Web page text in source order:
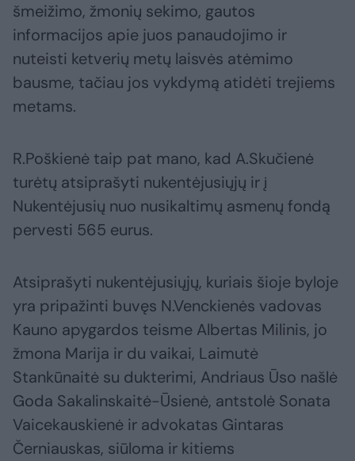
šmeižimo, žmonių sekimo, gautos
informacijos apie juos panaudojimo ir
nuteisti ketverių metų laisvės atėmimo
bausme, tačiau jos vykdymą atidėti trejiems
metams.
R.Poškienė taip pat mano, kad A.Skučienė
turėtų atsiprašyti nukentėjusiųjų ir į
Nukentėjusių nuo nusikaltimų asmenų fondą
pervesti 565 eurus.
Atsiprašyti nukentėjusiųjų, kuriais šioje byloje
yra pripažinti buvęs N.Venckienės vadovas
Kauno apygardos teisme Albertas Milinis, jo
žmona Marija ir du vaikai, Laimutė
Stankūnaitė su dukterimi, Andriaus Ūso našlė
Goda Sakalinskaitė-Ūsienė, antstolė Sonata
Vaicekauskienė ir advokatas Gintaras
Černiauskas, siūloma ir kitiems